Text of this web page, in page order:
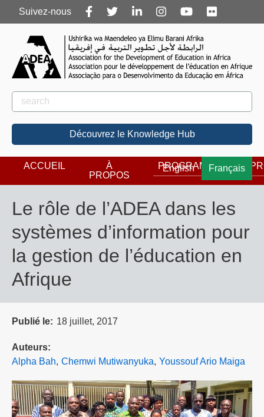
Follow
us
Suivez-nous
Rechercher
Rechercher
Découvrez le Knowledge Hub
English Français
ACCUEIL
À
PROPOS
PROGRAMMES
Le rôle de l’ADEA dans les
systèmes d’information pour
la gestion de l’éducation en
Afrique
Publié le 18 juillet, 2017
Auteurs
Alpha Bah Chemwi Mutiwanyuka Youssouf Ario Maiga